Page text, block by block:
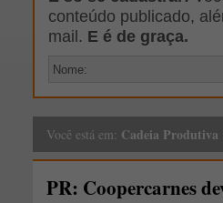
conteúdo publicado,
mail. E é de graça.
Você está em: Cadeia Produtiva
PR: Coopercarnes